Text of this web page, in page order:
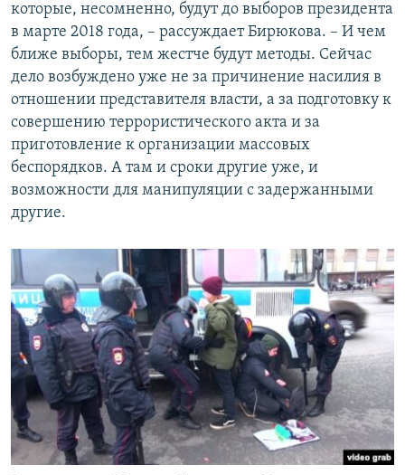
которые, несомненно, будут до выборов президента
в марте 2018 года, – рассуждает Бирюкова. – И чем
ближе выборы, тем жестче будут методы. Сейчас
дело возбуждено уже не за причинение насилия в
отношении представителя власти, а за подготовку к
совершению террористического акта и за
приготовление к организации массовых
беспорядков. А там и сроки другие уже, и
возможности для манипуляции с задержанными
другие.